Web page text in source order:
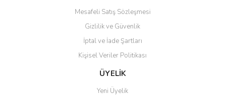
Mesafeli Satış Sözleşmesi
Gizlilik ve Güvenlik
İptal ve İade Şartları
Kişisel Veriler Politikası
ÜYELİK
Yeni Üyelik